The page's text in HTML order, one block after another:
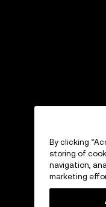
By clicking
storing of
navigation,
marketing